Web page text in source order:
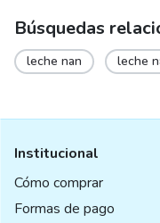
Búsquedas
leche nan leche
Institucional
Cómo comprar
Formas de pago